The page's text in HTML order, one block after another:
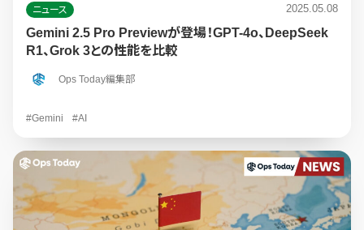
ニュース 2025.05.08
Gemini 2.5 Pro Previewが登場！GPT-4o、DeepSeek
R1、Grok 3との性能を比較
Ops Today編集部
#Gemini #AI